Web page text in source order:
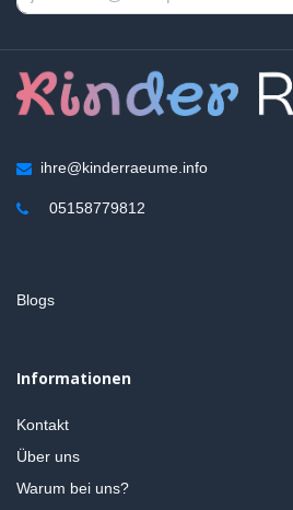
ihre@kinderraeume.info
05158779812
Blogs
Informationen
Kontakt
Über uns
Warum bei uns?